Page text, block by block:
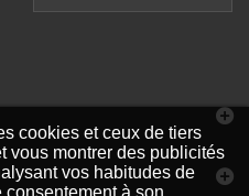
cookies et ceux de tiers
vous montrer des publicités
vos habitudes de
à son